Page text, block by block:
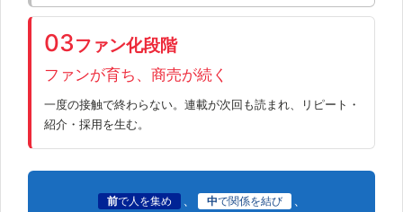
03ファン化段階
ファンが育ち、商売が続く
一度の接触で終わらない。連載が次回も読まれ、リピート・
紹介・採用を生む。
前で人を集め 、 中で関係を結び 、